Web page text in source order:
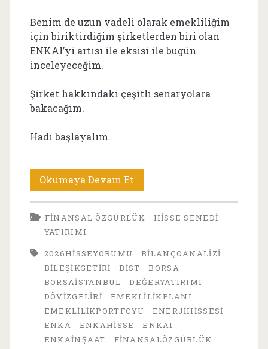
Benim de uzun vadeli olarak emekliliğim
için biriktirdiğim şirketlerden biri olan
ENKAI’yi artısı ile eksisi ile bugün
inceleyeceğim.
Şirket hakkındaki çeşitli senaryolara
bakacağım.
Hadi başlayalım.
Okumaya Devam Et
İnşaat
(ENKAI)
Yorumu:
Uzun
Vadeli
Yatırım
FINANSAL ÖZGÜRLÜK
HISSE SENEDI
YATIRIMI
2026HISSEYORUMU
BILANÇOANALIZI
BILEŞIKGETIRI
BIST
BORSA
BORSAISTANBUL
DEĞERYATIRIMI
DÖVIZGELIRI
EMEKLILIKPLANI
EMEKLILIKPORTFÖYÜ
ENERJIHISSESI
ENKA
ENKAHISSE
ENKAI
ENKAİNŞAAT
FINANSALÖZGÜRLÜK